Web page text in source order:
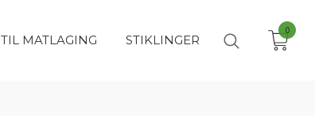
TIL MATLAGING STIKLINGER
0